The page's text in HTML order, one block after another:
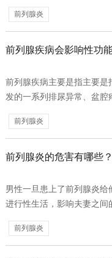
前列腺炎
前列腺疾病会影响性功
前列腺疾病主要是指主要是
发的一系列排尿异常、盆腔
前列腺炎
前列腺炎的危害有哪些
男性一旦患上了前列腺炎
进行性生活，影响夫妻之间
前列腺炎